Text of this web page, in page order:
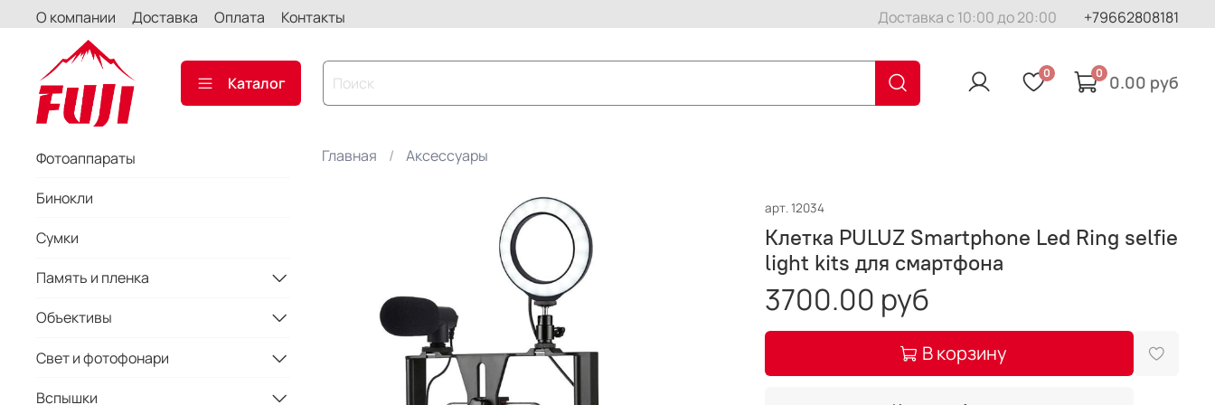
О компании Доставка Оплата Контакты Доставка с 10:00 до 20:00 +79662808181
Каталог
0 0 0.00 руб
Главная Аксессуары
арт. 12034
Клетка PULUZ Smartphone Led Ring selfie
light kits для смартфона
3700.00 руб
В корзину
Фотоаппараты
Бинокли
Сумки
Память и пленка
Объективы
Свет и фотофонари
Вспышки